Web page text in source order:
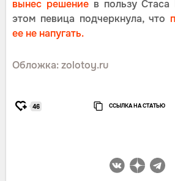
вынес решениев пользу Стаса
этом певица подчеркнула, что
ее не напугать.
Обложка: zolotoy.ru
46 ССЫЛКА НА СТАТЬЮ